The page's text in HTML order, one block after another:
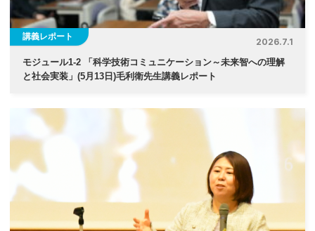
講義レポート
2026.7.1
モジュール1-2 「科学技術コミュニケーション～未来智への理解
と社会実装」(5月13日)毛利衛先生講義レポート